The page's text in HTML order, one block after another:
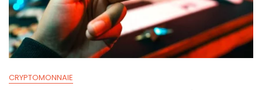
CRYPTOMONNAIE